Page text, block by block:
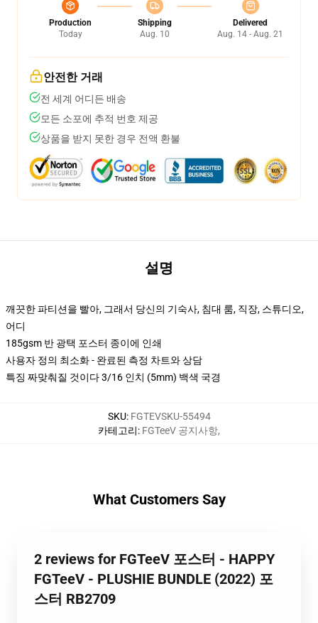
Production
Today
Shipping
Aug. 10
Delivered
Aug. 14 - Aug. 21
안전한 거래
전 세계 어디든 배송
모든 소포에 추적 번호 제공
상품을 받지 못한 경우 전액 환불
설명
깨끗한 파티션을 빨아, 그래서 당신의 기숙사, 침대 룸, 직장, 스튜디오,
어디
185gsm 반 광택 포스터 종이에 인쇄
사용자 정의 최소화 - 완료된 측정 차트와 상담
특징 짜맞춰질 것이다 3/16 인치 (5mm) 백색 국경
SKU: FGTEVSKU-55494
카테고리: FGTeeV 공지사항,
What Customers Say
2 reviews for FGTeeV 포스터 - HAPPY
FGTeeV - PLUSHIE BUNDLE (2022) 포
스터 RB2709